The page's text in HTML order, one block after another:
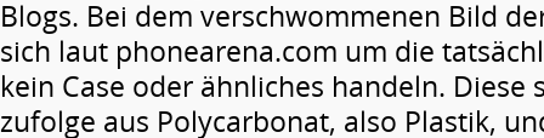
Blogs. Bei dem verschwommenen Bild
sich laut phonearena.com um die
kein Case oder ähnliches handeln. Diese
zufolge aus Polycarbonat, also Plastik,